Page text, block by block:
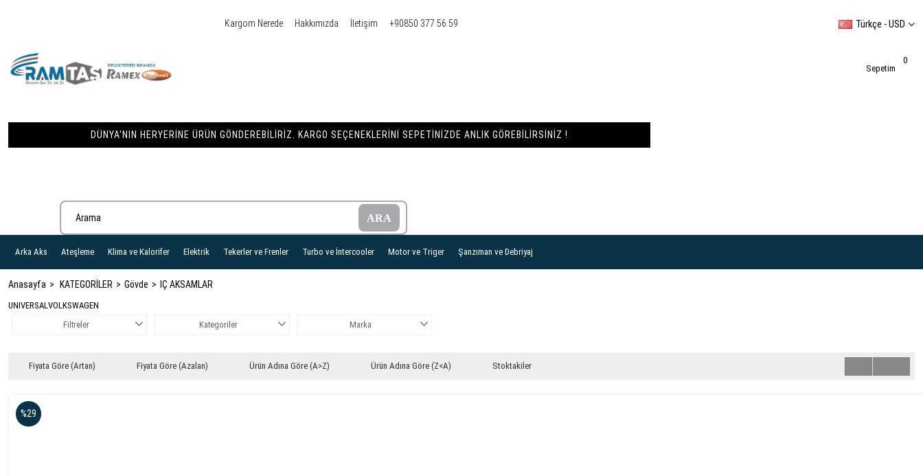
Kargom Nerede Hakkımızda İletişim +90850 377 56 59
DÜNYA'NIN HERYERINE ÜRÜN GÖNDEREBILIRIZ. KARGO SEÇENEKLERINI SEPETINIZDE ANLIK GÖREBILIRSINIZ !
Türkçe - USD
Sepetim
0
Arka Aks Ateşleme Klima ve Kalorifer Elektrik Tekerler ve Frenler Turbo ve İntercooler Motor ve Triger Şanzıman ve Debriyaj
Anasayfa KATEGORİLER Gövde IÇ AKSAMLAR
UNIVERSAL VOLKSWAGEN
Filtreler
Kategoriler Marka
Fiyata Göre (Artan) Fiyata Göre (Azalan) Ürün Adına Göre (A>Z) Ürün Adına Göre (Z<A) Stoktakiler
%29